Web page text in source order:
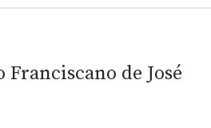
de José